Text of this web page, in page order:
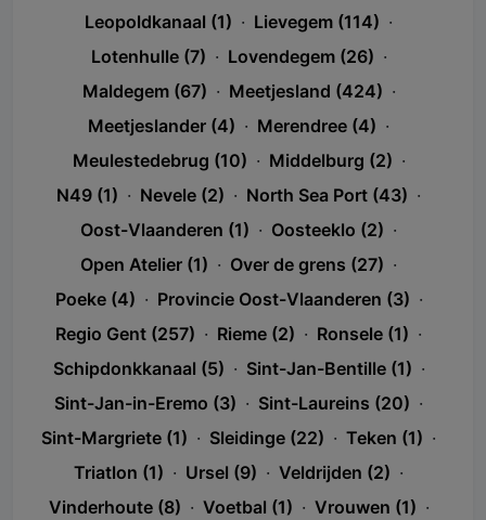
Leopoldkanaal (1) · Lievegem (114) ·
Lotenhulle (7) · Lovendegem (26) ·
Maldegem (67) · Meetjesland (424) ·
Meetjeslander (4) · Merendree (4) ·
Meulestedebrug (10) · Middelburg (2) ·
N49 (1) · Nevele (2) · North Sea Port (43) ·
Oost-Vlaanderen (1) · Oosteeklo (2) ·
Open Atelier (1) · Over de grens (27) ·
Poeke (4) · Provincie Oost-Vlaanderen (3) ·
Regio Gent (257) · Rieme (2) · Ronsele (1) ·
Schipdonkkanaal (5) · Sint-Jan-Bentille (1) ·
Sint-Jan-in-Eremo (3) · Sint-Laureins (20) ·
Sint-Margriete (1) · Sleidinge (22) · Teken (1) ·
Triatlon (1) · Ursel (9) · Veldrijden (2) ·
Vinderhoute (8) · Voetbal (1) · Vrouwen (1) ·